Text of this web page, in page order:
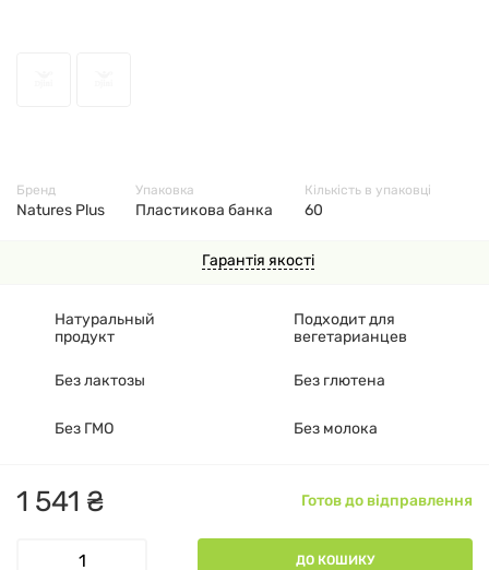
Гарантія якості
1 541 ₴ Готов до відправлення
ДО КОШИКУ
Натуральный
продукт
Подходит для
вегетарианцев
Без лактозы Без глютена
Без ГМО Без молока
Бренд
Natures Plus
Упаковка
Пластикова банка
Кількість в упаковці
60